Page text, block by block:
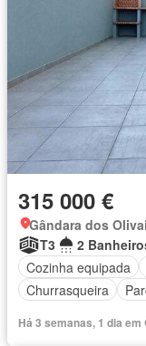
315 000 €
Gândara dos
T3
2
Cozinha equipada
Churrasqueira
Há 3 semanas, 1 dia